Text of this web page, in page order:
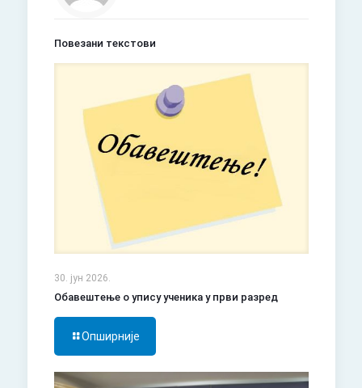
Повезани текстови
30. јун 2026.
Обавештење о упису ученика у први разред
Опширније